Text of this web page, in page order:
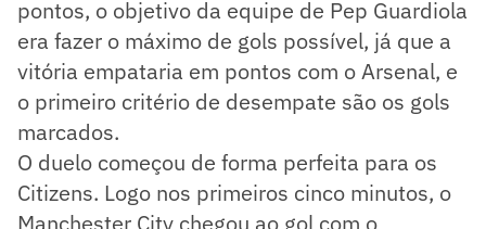
pontos, o objetivo da equipe de Pep Guardiola
era fazer o máximo de gols possível, já que a
vitória empataria em pontos com o Arsenal, e
o primeiro critério de desempate são os gols
marcados.
O duelo começou de forma perfeita para os
Citizens. Logo nos primeiros cinco minutos, o
Manchester City chegou ao gol com o